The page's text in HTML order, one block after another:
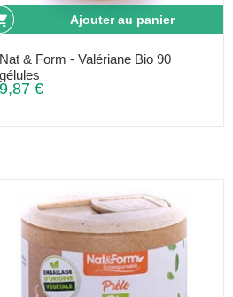
Ajouter au panier
Nat & Form - Valériane Bio 90
gélules
9,87 €